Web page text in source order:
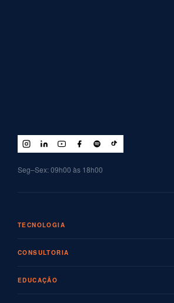
Seg–Sex: 09h00 às 18h00
TECNOLOGIA
CONSULTORIA
EDUCAÇÃO